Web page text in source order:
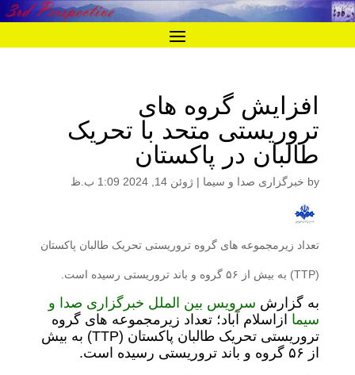
افزایش گروه های
تروریستی متحد با تحریک
طالبان در پاکستان
by خبرگزاری صدا و سیما | ژوئن 14, 2024 1:09 ب.ظ
تعداد زیرمجموعه های گروه تروریستی تحریک طالبان پاکستان
(TTP) به بیش از ۵۶ گروه و باند تروریستی رسیده است.
به گزارش­ سرویس بین الملل خبرگزاری صدا و
سیما ازاسلام آباد؛ تعداد زیرمجموعه های گروه
تروریستی تحریک طالبان پاکستان (TTP) به بیش
از ۵۶ گروه و باند تروریستی رسیده است.